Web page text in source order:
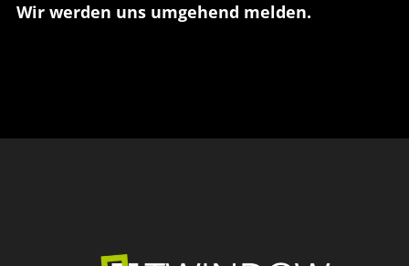
Wir werden uns umgehend melden.